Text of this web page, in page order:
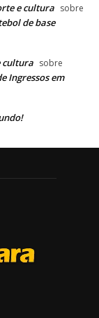
e cultura sobre
de base
cultura sobre
Ingressos em